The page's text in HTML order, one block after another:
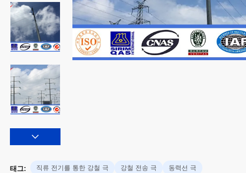
태그: 직류 전기를 통한 강철 극 강철 전송 극 동력선 극